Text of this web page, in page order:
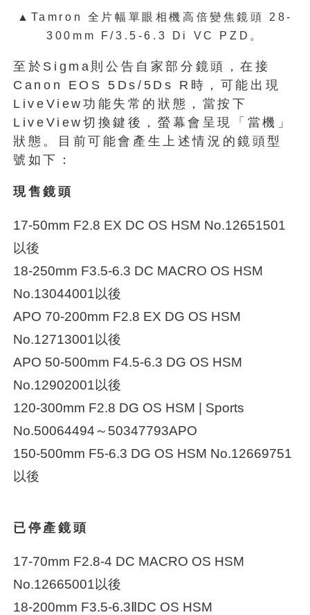
▲ Tamron 全片幅單眼相機高倍變焦鏡頭 28-
300mm F/3.5-6.3 Di VC PZD。
至於Sigma則公告自家部分鏡頭，在接
Canon EOS 5Ds/5Ds R時，可能出現
LiveView功能失常的狀態，當按下
LiveView切換鍵後，螢幕會呈現「當機」
狀態。目前可能會產生上述情況的鏡頭型
號如下：
現售鏡頭
17-50mm F2.8 EX DC OS HSM No.12651501
以後
18-250mm F3.5-6.3 DC MACRO OS HSM
No.13044001以後
APO 70-200mm F2.8 EX DG OS HSM
No.12713001以後
APO 50-500mm F4.5-6.3 DG OS HSM
No.12902001以後
120-300mm F2.8 DG OS HSM | Sports
No.50064494～50347793APO
150-500mm F5-6.3 DG OS HSM No.12669751
以後
已停產鏡頭
17-70mm F2.8-4 DC MACRO OS HSM
No.12665001以後
18-200mm F3.5-6.3ⅡDC OS HSM